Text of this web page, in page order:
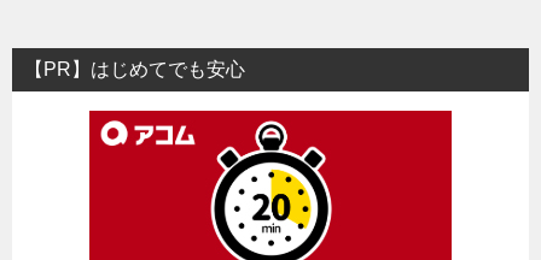
ビ
ゲ
【PR】はじめてでも安心